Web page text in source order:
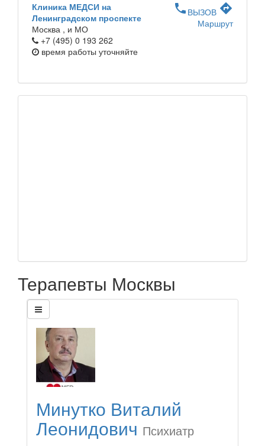
Клиника МЕДСИ на
Ленинградском проспекте
Москва , и МО
+7 (495) 0 193 262
время работы уточняйте
phone ВЫЗОВ directions
Маршрут
Терапевты Москвы
Минутко Виталий
Леонидович Психиатр